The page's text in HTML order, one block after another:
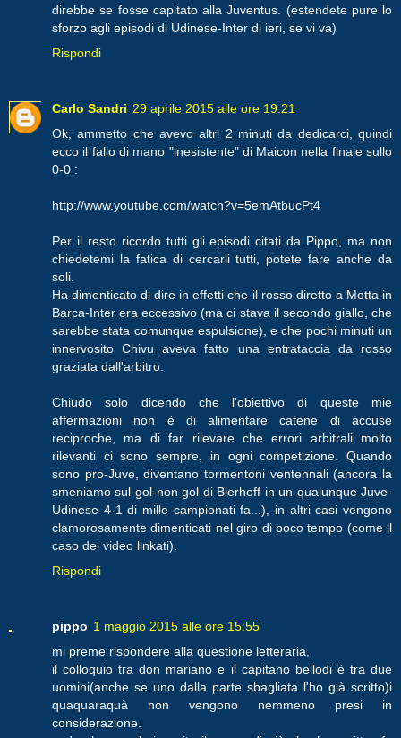
direbbe se fosse capitato alla Juventus. (estendete pure lo
sforzo agli episodi di Udinese-Inter di ieri, se vi va)
Rispondi
Carlo Sandri 29 aprile 2015 alle ore 19:21
Ok, ammetto che avevo altri 2 minuti da dedicarci, quindi
ecco il fallo di mano "inesistente" di Maicon nella finale sullo
0-0 :
http://www.youtube.com/watch?v=5emAtbucPt4
Per il resto ricordo tutti gli episodi citati da Pippo, ma non
chiedetemi la fatica di cercarli tutti, potete fare anche da
soli.
Ha dimenticato di dire in effetti che il rosso diretto a Motta in
Barca-Inter era eccessivo (ma ci stava il secondo giallo, che
sarebbe stata comunque espulsione), e che pochi minuti un
innervosito Chivu aveva fatto una entrataccia da rosso
graziata dall'arbitro.
Chiudo solo dicendo che l'obiettivo di queste mie
affermazioni non è di alimentare catene di accuse
reciproche, ma di far rilevare che errori arbitrali molto
rilevanti ci sono sempre, in ogni competizione. Quando
sono pro-Juve, diventano tormentoni ventennali (ancora la
smeniamo sul gol-non gol di Bierhoff in un qualunque Juve-
Udinese 4-1 di mille campionati fa...), in altri casi vengono
clamorosamente dimenticati nel giro di poco tempo (come il
caso dei video linkati).
Rispondi
pippo 1 maggio 2015 alle ore 15:55
mi preme rispondere alla questione letteraria,
il colloquio tra don mariano e il capitano bellodi è tra due
uomini(anche se uno dalla parte sbagliata l'ho già scritto)i
quaquaraquà non vengono nemmeno presi in
considerazione.